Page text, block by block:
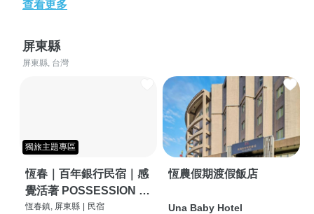
查看更多
屏東縣
屏東縣, 台灣
獨旅主題專區
恆春｜百年銀行民宿｜感
覺活著 POSSESSION |
背包客棧 | 恆春必住特色
恆春鎮, 屏東縣 民宿
恆農假期渡假飯店
Una Baby Hotel